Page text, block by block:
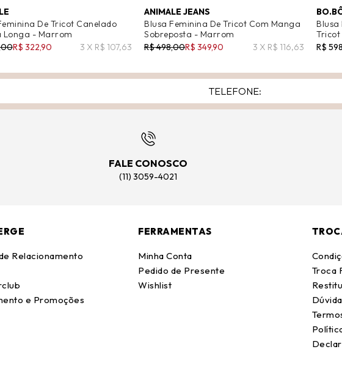
De Tricot Canelado
Longa - Marrom
R$ 322,90 3 X R$ 107,63
ANIMALE JEANS
Blusa Feminina De Tricot Com Manga
Sobreposta - Marrom
R$ 498,00R$ 349,90 3 X R$ 116,63
R$
FALE CONOSCO
(11) 3059-4021
Relacionamento
e Promoções
FERRAMENTAS
Minha Conta
Pedido de Presente
Wishlist
Troca